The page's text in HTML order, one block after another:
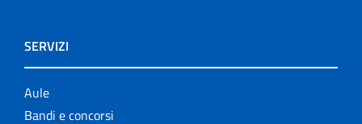
SERVIZI
Aule
Bandi e concorsi